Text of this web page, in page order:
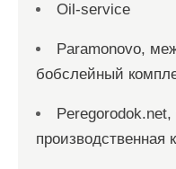
Oil-service
Paramonovo,
бобслейный
Peregorodok.net,
производственная